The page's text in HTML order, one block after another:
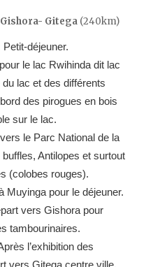
Gitega(240km)
Petit-déjeuner.
le lac Rwihinda dit lac
lac et des différents
des pirogues en bois
sur le lac.
le Parc National de la
Antilopes et surtout
(colobes rouges).
Muyinga pour le déjeuner.
vers Gishora pour
tambourinaires.
l’exhibition des